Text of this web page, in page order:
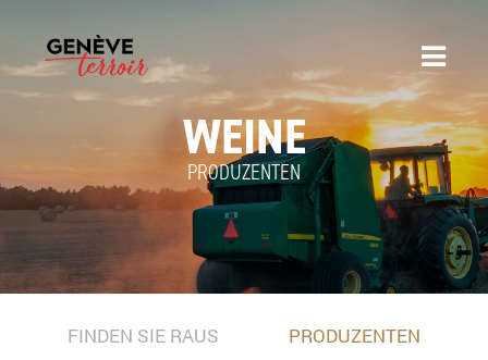
WEINE
PRODUZENTEN
FINDEN SIE RAUS
PRODUZENTEN